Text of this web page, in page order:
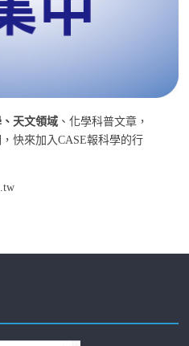
天文領域 、化學科普文章，
快來加入CASE報科學的行